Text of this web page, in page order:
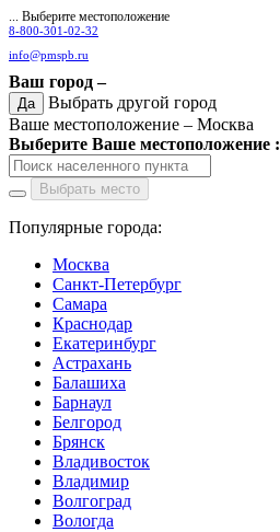
... Выберите местоположение
8-800-301-02-32
info@pmspb.ru
Ваш город –
Да
Выбрать другой город
Ваше местоположение – Москва
Выберите Ваше местоположение :
Выбрать место
Популярные города:
Москва
Санкт-Петербург
Самара
Краснодар
Екатеринбург
Астрахань
Балашиха
Барнаул
Белгород
Брянск
Владивосток
Владимир
Волгоград
Вологда